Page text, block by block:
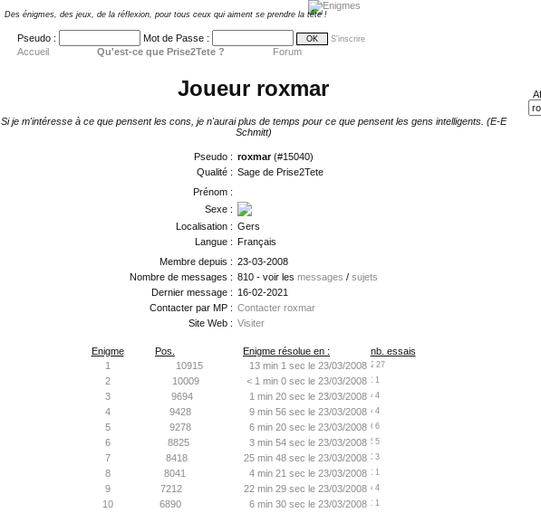
Des énigmes, des jeux, de la réflexion, pour tous ceux qui aiment se prendre la tête !
Pseudo : Mot de Passe : S'inscrire
Accueil Qu'est-ce que Prise2Tete ? Forum
Joueur roxmar
Si je m'intéresse à ce que pensent les cons, je n'aurai plus de temps pour ce que pensent les gens intelligents. (E-E
Schmitt)
Pseudo : roxmar(#15040)
Qualité : Sage de Prise2Tete
Prénom :
Sexe :
Localisation : Gers
Langue : Français
Membre depuis : 23-03-2008
Nombre de messages : 810 - voir les messages / sujets
Dernier message : 16-02-2021
Contacter par MP : Contacter roxmar
Site Web : Visiter
Enigme Pos. Enigme résolue en :
nb. essais
1
10915 13 min 1 sec le 23/03/2008 27
2 10009 < 1 min 0 sec le 23/03/2008 1
3 9694 1 min 20 sec le 23/03/2008 4
4 9428 9 min 56 sec le 23/03/2008 4
5 9278 6 min 20 sec le 23/03/2008 6
6 8825 3 min 54 sec le 23/03/2008 5
7 8418 25 min 48 sec le 23/03/2008 3
8 8041 4 min 21 sec le 23/03/2008 1
9 7212 22 min 29 sec le 23/03/2008 4
10 6890 6 min 30 sec le 23/03/2008 1